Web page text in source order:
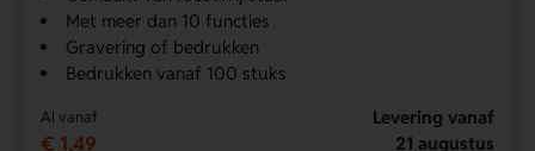
Met meer dan 10 functies
Gravering of bedrukken
Bedrukken vanaf 100 stuks
Al vanaf
€ 1,49
Levering vanaf
21 augustus